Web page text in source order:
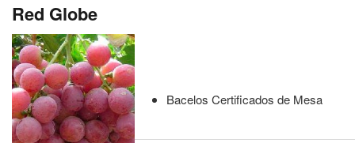
Red Globe
Bacelos Certificados de Mesa